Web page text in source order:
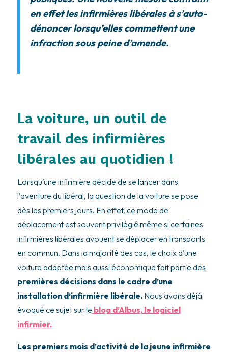
en effet les infirmières libérales à s’auto-
dénoncer lorsqu’elles commettent une
infraction sous peine d’amende.
La voiture, un outil de
travail des infirmières
libérales au quotidien !
Lorsqu’une infirmière décide de se lancer dans
l’aventure du libéral, la question de la voiture se pose
dès les premiers jours. En effet, ce mode de
déplacement est souvent privilégié même si certaines
infirmières libérales avouent se déplacer en transports
en commun. Dans la majorité des cas, le choix d’une
voiture adaptée mais aussi économique fait partie des
premières décisions dans le cadre d’une
installation d’infirmière libérale.Nous avons déjà
évoqué ce sujet sur le blog d’Albus, le logiciel
infirmier.
Les premiers mois d’activité de la jeune infirmière